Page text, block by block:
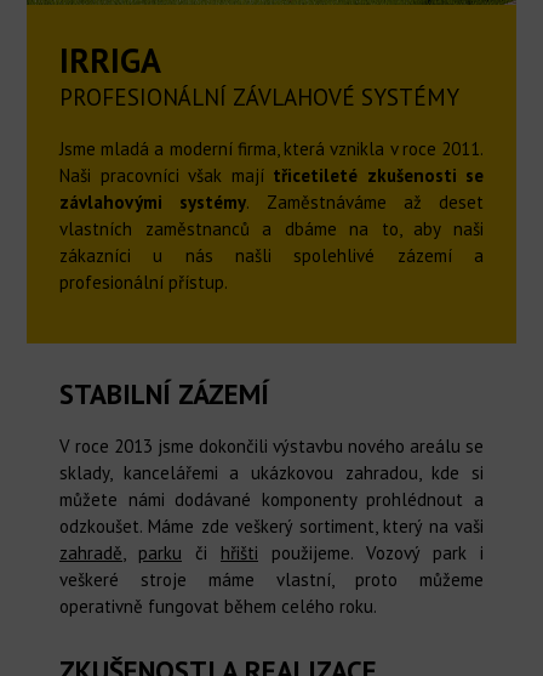
IRRIGA
PROFESIONÁLNÍ ZÁVLAHOVÉ SYSTÉMY
Jsme mladá a moderní firma, která vznikla v roce 2011.
Naši pracovníci však mají třicetileté zkušenosti se
závlahovými systémy. Zaměstnáváme až deset
vlastních zaměstnanců a dbáme na to, aby naši
zákazníci u nás našli spolehlivé zázemí a
profesionální přístup.
STABILNÍ ZÁZEMÍ
V roce 2013 jsme dokončili výstavbu nového areálu se
sklady, kancelářemi a ukázkovou zahradou, kde si
můžete námi dodávané komponenty prohlédnout a
odzkoušet. Máme zde veškerý sortiment, který na vaši
zahradě, parku či hřišti použijeme. Vozový park i
veškeré stroje máme vlastní, proto můžeme
operativně fungovat během celého roku.